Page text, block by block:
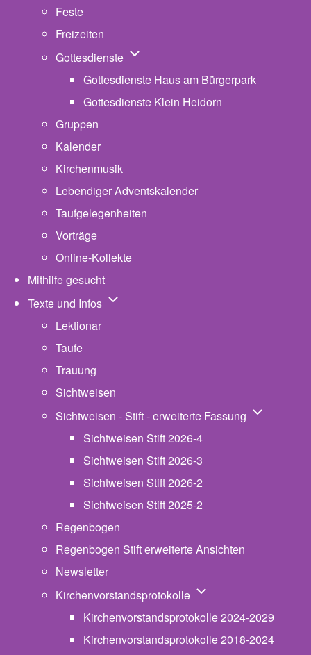
Feste
Freizeiten
Gottesdienste Unternavigation von Gottesdienste
Gottesdienste Haus am Bürgerpark
Gottesdienste Klein Heidorn
Gruppen
Kalender
Kirchenmusik
Lebendiger Adventskalender
Taufgelegenheiten
Vorträge
Online-Kollekte
Mithilfe gesucht
Texte und Infos Unternavigation von Texte und Infos
Lektionar
Taufe
Trauung
Sichtweisen
Sichtweisen - Stift - erweiterte Fassung
Sichtweisen Stift 2026-4
Sichtweisen Stift 2026-3
Sichtweisen Stift 2026-2
Sichtweisen Stift 2025-2
Regenbogen
Regenbogen Stift erweiterte Ansichten
Newsletter
Kirchenvorstandsprotokolle Unternavigation von
Kirchenvorstandsprotokolle 2024-2029
Kirchenvorstandsprotokolle 2018-2024